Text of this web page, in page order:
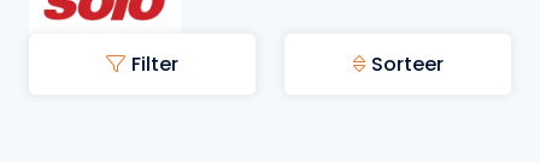
Filter Sorteer